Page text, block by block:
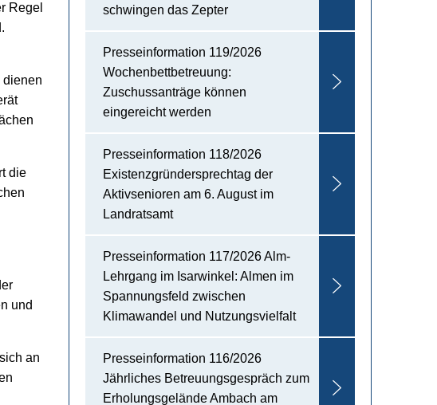
Regel
dienen
die
und
an
schwingen das Zepter
Presseinformation 119/2026
Wochenbettbetreuung:
Zuschussanträge können
eingereicht werden
Presseinformation 118/2026
Existenzgründersprechtag der
Aktivsenioren am 6. August im
Landratsamt
Presseinformation 117/2026 Alm-
Lehrgang im Isarwinkel: Almen im
Spannungsfeld zwischen
Klimawandel und Nutzungsvielfalt
Presseinformation 116/2026
Jährliches Betreuungsgespräch zum
Erholungsgelände Ambach am